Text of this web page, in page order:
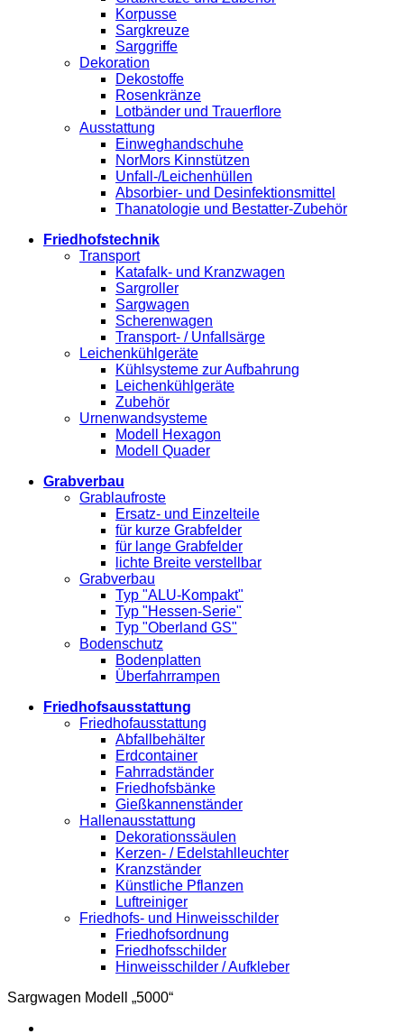
Korpusse
Sargkreuze
Sarggriffe
Dekoration
Dekostoffe
Rosenkränze
Lotbänder und Trauerflore
Ausstattung
Einweghandschuhe
NorMors Kinnstützen
Unfall-/Leichenhüllen
Absorbier- und Desinfektionsmittel
Thanatologie und Bestatter-Zubehör
Friedhofstechnik
Transport
Katafalk- und Kranzwagen
Sargroller
Sargwagen
Scherenwagen
Transport- / Unfallsärge
Leichenkühlgeräte
Kühlsysteme zur Aufbahrung
Leichenkühlgeräte
Zubehör
Urnenwandsysteme
Modell Hexagon
Modell Quader
Grabverbau
Grablaufroste
Ersatz- und Einzelteile
für kurze Grabfelder
für lange Grabfelder
lichte Breite verstellbar
Grabverbau
Typ "ALU-Kompakt"
Typ "Hessen-Serie"
Typ "Oberland GS"
Bodenschutz
Bodenplatten
Überfahrrampen
Friedhofsausstattung
Friedhofausstattung
Abfallbehälter
Erdcontainer
Fahrradständer
Friedhofsbänke
Gießkannenständer
Hallenausstattung
Dekorationssäulen
Kerzen- / Edelstahlleuchter
Kranzständer
Künstliche Pflanzen
Luftreiniger
Friedhofs- und Hinweisschilder
Friedhofsordnung
Friedhofsschilder
Hinweisschilder / Aufkleber
Sargwagen Modell „5000“